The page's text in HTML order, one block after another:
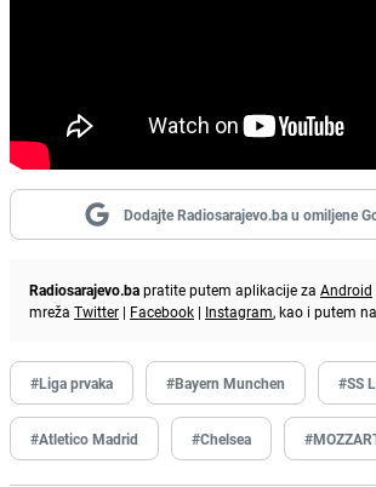
Dodajte Radiosarajevo.ba u omiljene
Radiosarajevo.bapratite putem aplikacije za Android
mreža Twitter | Facebook | Instagram, kao i putem
#Liga prvaka #Bayern Munchen #SS
#Atletico Madrid #Chelsea